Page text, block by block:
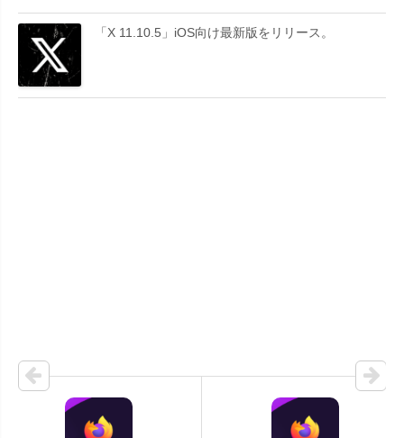
「X 11.10.5」iOS向け最新版をリリース。